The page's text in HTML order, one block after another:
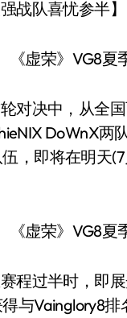
队喜忧参半】
决中，从全国
DoWnX两
，即将在明天
过半时，即展
与Vainglory8